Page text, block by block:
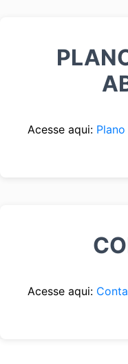
Acesse aqui:
Acesse aqui: